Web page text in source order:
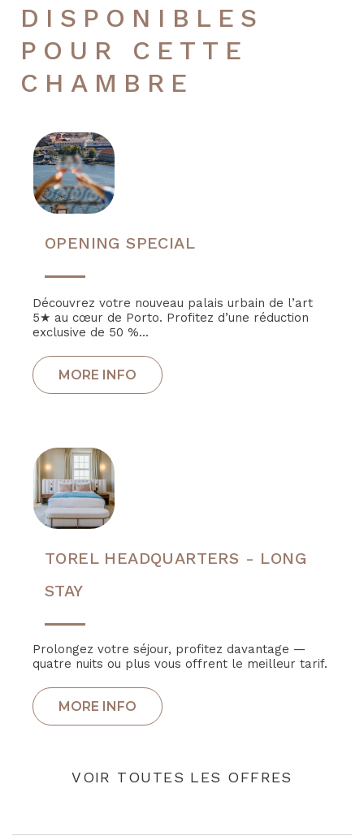
DISPONIBLES
POUR CETTE
CHAMBRE
OPENING SPECIAL
Découvrez votre nouveau palais urbain de l’art
5★ au cœur de Porto. Profitez d’une réduction
exclusive de 50 %...
TOREL HEADQUARTERS - LONG
STAY
Prolongez votre séjour, profitez davantage —
quatre nuits ou plus vous offrent le meilleur tarif.
VOIR TOUTES LES OFFRES